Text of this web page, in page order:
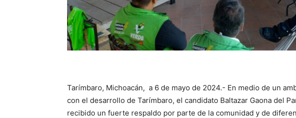
Tarímbaro, Michoacán, a 6 de mayo de 2024.- En medio de un
con el desarrollo de Tarímbaro, el candidato Baltazar Gaona del
recibido un fuerte respaldo por parte de la comunidad y de